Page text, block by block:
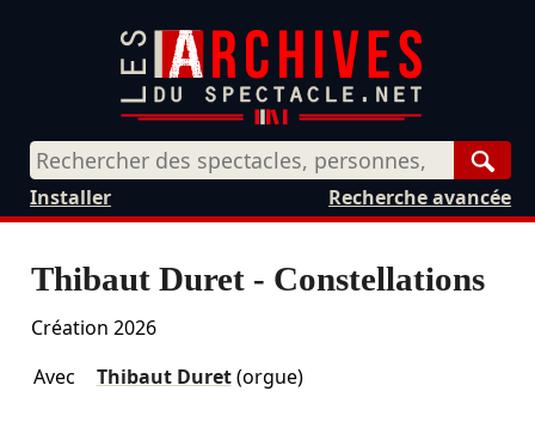
Recherche avancée
Installer
Thibaut Duret - Constellations
Création 2026
Avec
Thibaut Duret (orgue)